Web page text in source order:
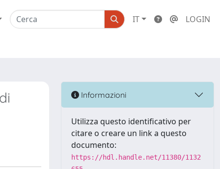
IT LOGIN
Informazioni
Utilizza questo identificativo per
citare o creare un link a questo
documento:
https://hdl.handle.net/11380/1132